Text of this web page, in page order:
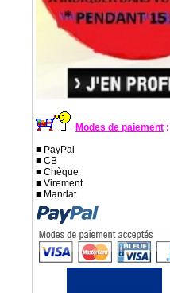
Modes de paiement :
■ PayPal
■ CB
■ Chèque
■ Virement
■ Mandat